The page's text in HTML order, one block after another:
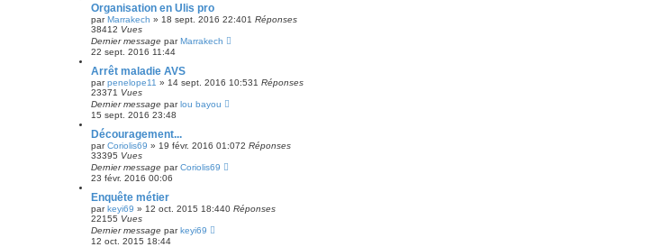
Organisation en Ulis pro
parMarrakech » 18 sept. 2016 22:401 Réponses
38412 Vues
Dernier message parMarrakech
22 sept. 2016 11:44
Arrêt maladie AVS
parpenelope11 » 14 sept. 2016 10:531 Réponses
23371 Vues
Dernier message parlou bayou
15 sept. 2016 23:48
Découragement...
parCoriolis69 » 19 févr. 2016 01:072 Réponses
33395 Vues
Dernier message parCoriolis69
23 févr. 2016 00:06
Enquête métier
parkeyi69 » 12 oct. 2015 18:440 Réponses
22155 Vues
Dernier message parkeyi69
12 oct. 2015 18:44